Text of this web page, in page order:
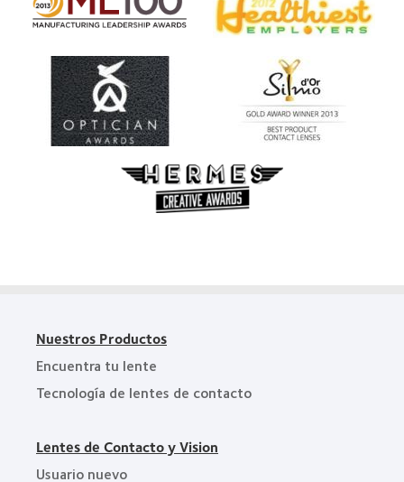
Nuestros Productos
Encuentra tu lente
Tecnología de lentes de contacto
Lentes de Contacto y Vision
Usuario nuevo